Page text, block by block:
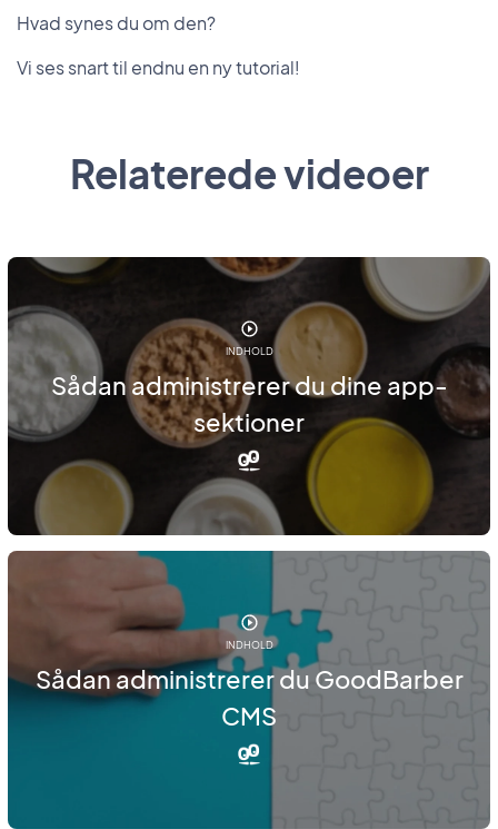
Hvad synes du om den?
Vi ses snart til endnu en ny tutorial!
Relaterede videoer
INDHOLD
Sådan administrerer du dine app-
sektioner
INDHOLD
Sådan administrerer du GoodBarber
CMS